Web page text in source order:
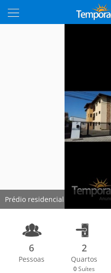
Prédio residencial
6
Pessoas
2
Quartos
0 Suítes